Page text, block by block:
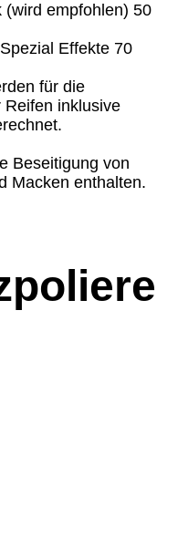
(wird empfohlen) 50
Effekte 70
für die
Reifen inklusive
Beseitigung von
Macken enthalten.